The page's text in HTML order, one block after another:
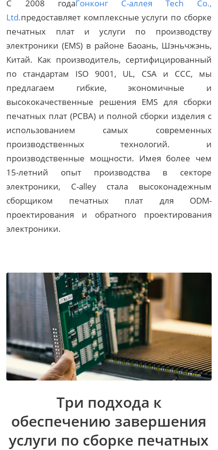
С 2008 годаГонконг C-аллея Tech Co.,
Ltd.предоставляет комплексные услуги по сборке
печатных плат и услуги по производству
электроники (EMS) в районе Баоань, Шэньчжэнь,
Китай. Как производитель, сертифицированный
по стандартам ISO 9001, UL, CSA и CCC, мы
предлагаем гибкие, экономичные и
высококачественные решения EMS для сборки
печатных плат (PCBA) и полной сборки изделия с
использованием самых современных
производственных технологий. и
производственные мощности. Имея более чем
15-летний опыт производства в секторе
электроники, C-alley стала высоконадежным
сборщиком печатных плат для ODM-
проектирования и обратного проектирования
электроники.
Три подхода к
обеспечению завершения
услуги по сборке печатных